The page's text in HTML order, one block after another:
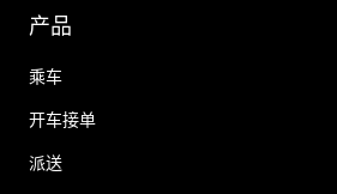
产品
乘车
开车接单
派送